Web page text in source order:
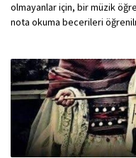
olmayanlar için, bir müzik
nota okuma becerileri